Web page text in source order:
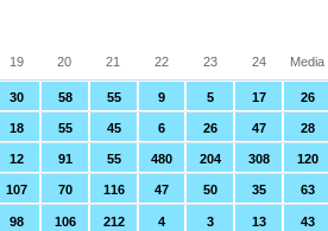
30 58 55 9 5 17 26
18 55 45 6 26 47 28
12 91 55 480 204 308 120
107 70 116 47 50 35 63
98 106 212 4 3 13 43
19 20 21 22 23 24 Media